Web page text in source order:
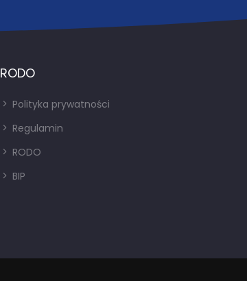
RODO
Polityka prywatności
Regulamin
RODO
BIP